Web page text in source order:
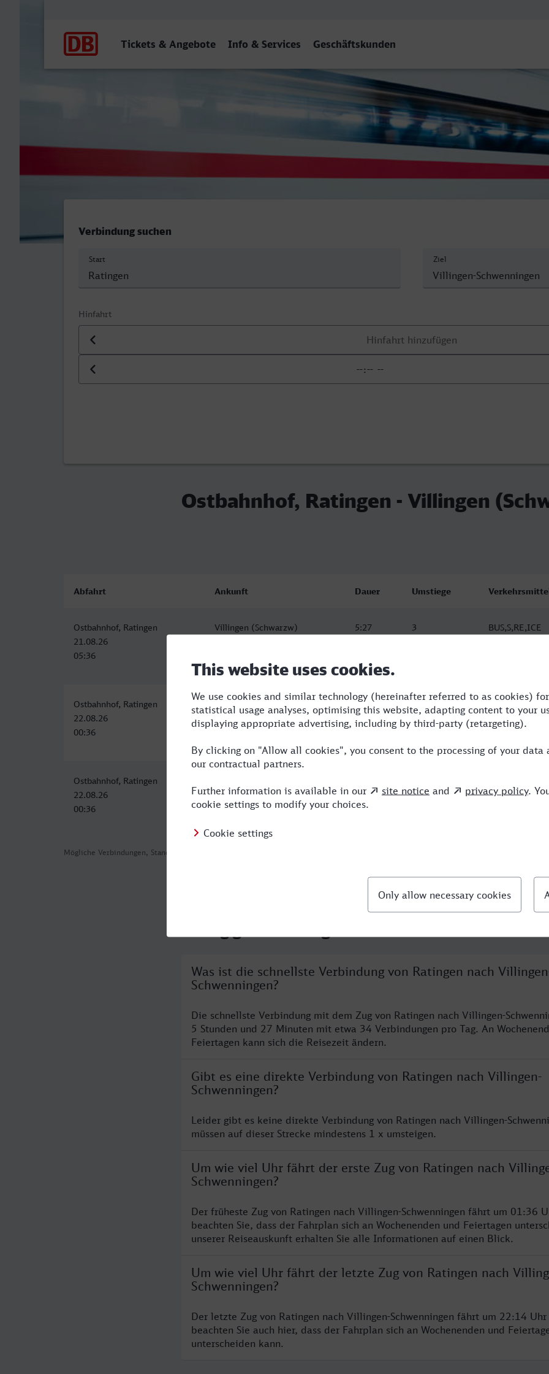
Tickets & Angebote Info & Services Geschäftskunden
Ostbahnhof, Ratingen - Villingen (Schwarzw)
Verbindung suchen
Start Ziel
Hinfahrt
Datum der Hinfahrt
Uhrzeit der Hinfahrt
Ostbahnhof, Ratingen - Villingen
Mögliche Verbindungen, Stand: 2026-08-07 01:05
Abfahrt Ankunft Dauer Umstiege
Ostbahnhof, Ratingen
21.08.26
05:36
Villingen (Schwarzw)
5:27 3 BUS,S,RE,ICE
Ostbahnhof, Ratingen
22.08.26
00:36
Villingen (Schwarzw)
22.08.26
10:03
9:27 BUS,RE,ICE
Ostbahnhof, Ratingen
22.08.26
00:36
22.08.26
10:03
Was ist die schnellste Verbindung von Ratingen nach
Schwenningen?
Die schnellste Verbindung mit dem Zug von Ratingen nach Villingen-
5 Stunden und 27 Minuten mit etwa 34 Verbindungen pro Tag. An
Feiertagen kann sich die Reisezeit ändern.
Gibt es eine direkte Verbindung von Ratingen nach Villingen-
Schwenningen?
Leider gibt es keine direkte Verbindung von Ratingen nach Villingen-
müssen auf dieser Strecke mindestens 1 x umsteigen.
Um wie viel Uhr fährt der erste Zug von Ratingen nach
Schwenningen?
Der früheste Zug von Ratingen nach Villingen-Schwenningen fährt um 01:36
beachten Sie, dass der Fahrplan sich an Wochenenden und Feiertagen
unserer Reiseauskunft erhalten Sie alle Informationen auf einen Blick.
Um wie viel Uhr fährt der letzte Zug von Ratingen nach
Schwenningen?
Der letzte Zug von Ratingen nach Villingen-Schwenningen fährt um 22:14
beachten Sie auch hier, dass der Fahrplan sich an Wochenenden und
unterscheiden kann.